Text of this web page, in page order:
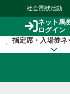
社会貢献活動
ネット馬
ログイン
指定席・入場券ネ